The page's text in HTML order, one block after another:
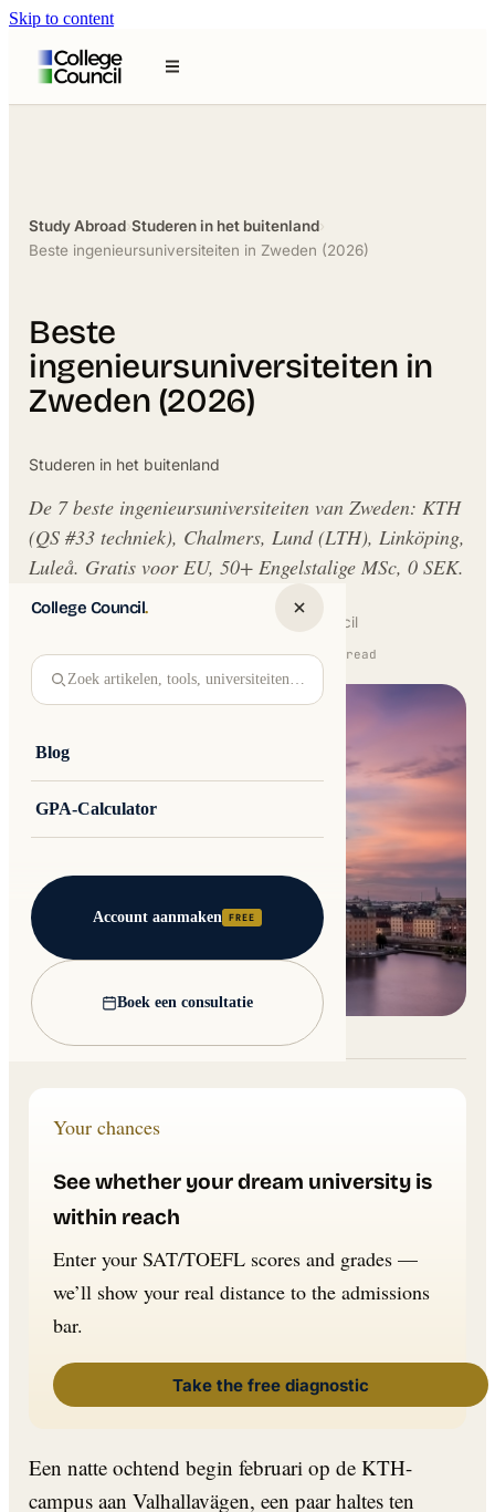
Skip to content
College Council.
Zoek artikelen, tools, universiteiten…
Blog
GPA-Calculator
Account aanmaken FREE
Boek een consultatie
Study Abroad›Studeren in het buitenland›
Beste ingenieursuniversiteiten in Zweden (2026)
Beste
ingenieursuniversiteiten in
Zweden (2026)
Studeren in het buitenland
De 7 beste ingenieursuniversiteiten van Zweden: KTH
(QS #33 techniek), Chalmers, Lund (LTH), Linköping,
Luleå. Gratis voor EU, 50+ Engelstalige MSc, 0 SEK.
Written by College Council
Updated 16 February 2026 · 13 min read
Lead image: Wikimedia Commons
Your chances
See whether your dream university is
within reach
Enter your SAT/TOEFL scores and grades —
we’ll show your real distance to the admissions
bar.
Take the free diagnostic
Een natte ochtend begin februari op de KTH-
campus aan Valhallavägen, een paar haltes ten